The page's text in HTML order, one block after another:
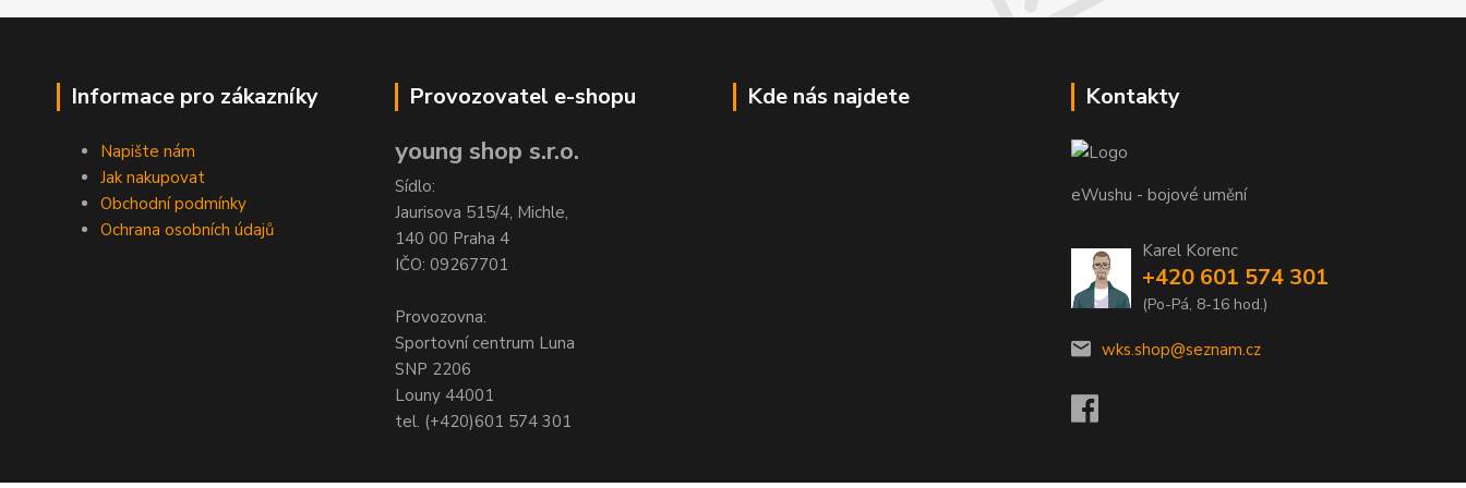
Informace pro zákazníky
Napište nám
Jak nakupovat
Obchodní podmínky
Ochrana osobních údajů
Provozovatel e-shopu
young shop s.r.o.
Sídlo:
Jaurisova 515/4, Michle,
140 00 Praha 4
IČO: 09267701
Provozovna:
Sportovní centrum Luna
SNP 2206
Louny 44001
tel. (+420)601 574 301
Kde nás najdete Kontakty
eWushu - bojové umění
Karel Korenc
+420 601 574 301
(Po-Pá, 8-16 hod.)
wks.shop@seznam.cz